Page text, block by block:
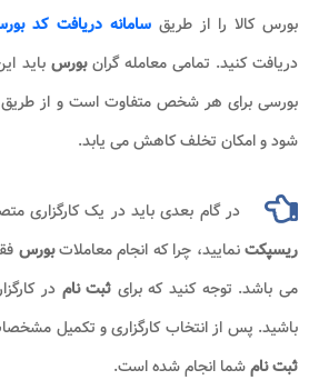
بورس کالا را از طریقسامانه دریافت کد
دریافت کنید. تمامی معامله گرانبورسباید
بورسی برای هر شخص متفاوت است و از
شود و امکان تخلف کاهش می یابد.
در گام بعدی باید در یک کارگزاری
ریسپکتنمایید، چرا که انجام معاملاتبورس
می باشد. توجه کنید که برای ثبت نامدر
باشید. پس از انتخاب کارگزاری و تکمیل
ثبت نامشما انجام شده است.